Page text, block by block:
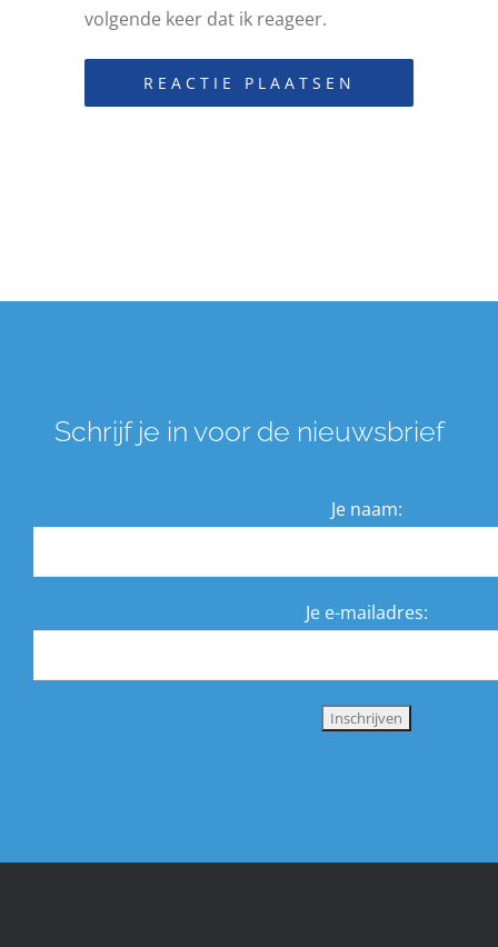
volgende keer dat ik reageer.
Schrijf je in voor de nieuwsbrief
Je naam:
Je e-mailadres: